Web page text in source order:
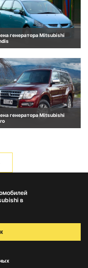
генератора Mitsubishi
генератора Mitsubishi
в